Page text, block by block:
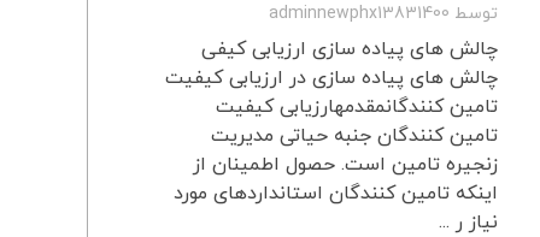
توسط adminnewphx13831400
چالش های پیاده سازی ارزیابی کیفی
چالش های پیاده سازی در ارزیابی کیفیت
تامین کنندگانمقدمهارزیابی کیفیت
تامین کنندگان جنبه حیاتی مدیریت
زنجیره تامین است. حصول اطمینان از
اینکه تامین کنندگان استانداردهای مورد
نیاز ر ...